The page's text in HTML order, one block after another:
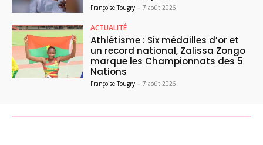
Françoise Tougry - 7 août 2026
ACTUALITÉ
Athlétisme : Six médailles d’or et
un record national, Zalissa Zongo
marque les Championnats des 5
Nations
Françoise Tougry - 7 août 2026